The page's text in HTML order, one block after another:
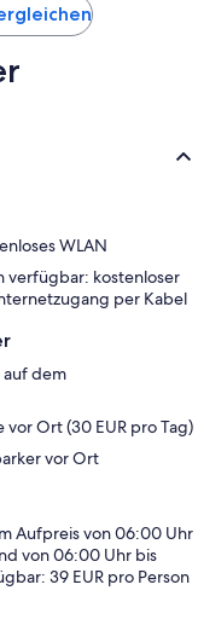
und
und Premium-TV-
Zimmerreinigung
WLAN
verfügbar: kostenloser
per Kabel
auf dem
Ort (30 EUR pro Tag)
vor Ort
Aufpreis von 06:00 Uhr
von 06:00 Uhr bis
39 EUR pro Person